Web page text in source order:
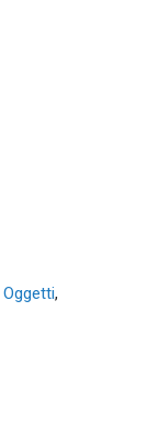
Oggetti,